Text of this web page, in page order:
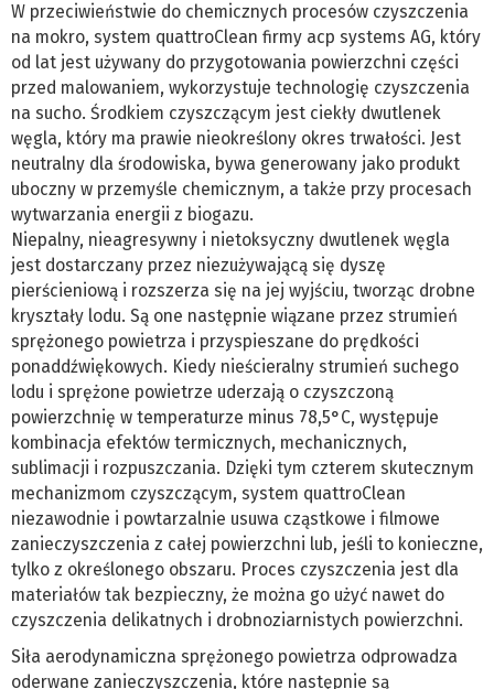
W przeciwieństwie do chemicznych procesów czyszczenia
na mokro, system quattroClean firmy acp systems AG, który
od lat jest używany do przygotowania powierzchni części
przed malowaniem, wykorzystuje technologię czyszczenia
na sucho. Środkiem czyszczącym jest ciekły dwutlenek
węgla, który ma prawie nieokreślony okres trwałości. Jest
neutralny dla środowiska, bywa generowany jako produkt
uboczny w przemyśle chemicznym, a także przy procesach
wytwarzania energii z biogazu.
Niepalny, nieagresywny i nietoksyczny dwutlenek węgla
jest dostarczany przez niezużywającą się dyszę
pierścieniową i rozszerza się na jej wyjściu, tworząc drobne
kryształy lodu. Są one następnie wiązane przez strumień
sprężonego powietrza i przyspieszane do prędkości
ponaddźwiękowych. Kiedy nieścieralny strumień suchego
lodu i sprężone powietrze uderzają o czyszczoną
powierzchnię w temperaturze minus 78,5°C, występuje
kombinacja efektów termicznych, mechanicznych,
sublimacji i rozpuszczania. Dzięki tym czterem skutecznym
mechanizmom czyszczącym, system quattroClean
niezawodnie i powtarzalnie usuwa cząstkowe i filmowe
zanieczyszczenia z całej powierzchni lub, jeśli to konieczne,
tylko z określonego obszaru. Proces czyszczenia jest dla
materiałów tak bezpieczny, że można go użyć nawet do
czyszczenia delikatnych i drobnoziarnistych powierzchni.
Siła aerodynamiczna sprężonego powietrza odprowadza
oderwane zanieczyszczenia, które następnie są